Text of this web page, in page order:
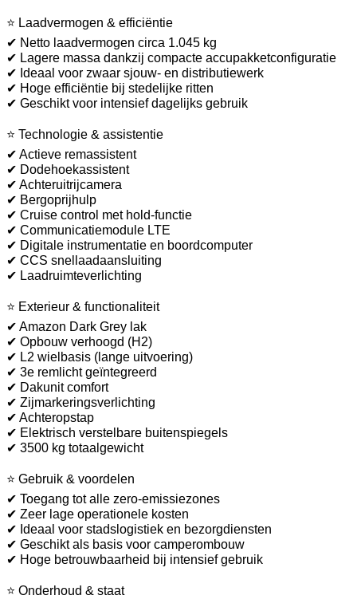
⭐ Laadvermogen & efficiëntie
✔ Netto laadvermogen circa 1.045 kg
✔ Lagere massa dankzij compacte accupakketconfiguratie
✔ Ideaal voor zwaar sjouw- en distributiewerk
✔ Hoge efficiëntie bij stedelijke ritten
✔ Geschikt voor intensief dagelijks gebruik
⭐ Technologie & assistentie
✔ Actieve remassistent
✔ Dodehoekassistent
✔ Achteruitrijcamera
✔ Bergoprijhulp
✔ Cruise control met hold-functie
✔ Communicatiemodule LTE
✔ Digitale instrumentatie en boordcomputer
✔ CCS snellaadaansluiting
✔ Laadruimteverlichting
⭐ Exterieur & functionaliteit
✔ Amazon Dark Grey lak
✔ Opbouw verhoogd (H2)
✔ L2 wielbasis (lange uitvoering)
✔ 3e remlicht geïntegreerd
✔ Dakunit comfort
✔ Zijmarkeringsverlichting
✔ Achteropstap
✔ Elektrisch verstelbare buitenspiegels
✔ 3500 kg totaalgewicht
⭐ Gebruik & voordelen
✔ Toegang tot alle zero-emissiezones
✔ Zeer lage operationele kosten
✔ Ideaal voor stadslogistiek en bezorgdiensten
✔ Geschikt als basis voor camperombouw
✔ Hoge betrouwbaarheid bij intensief gebruik
⭐ Onderhoud & staat